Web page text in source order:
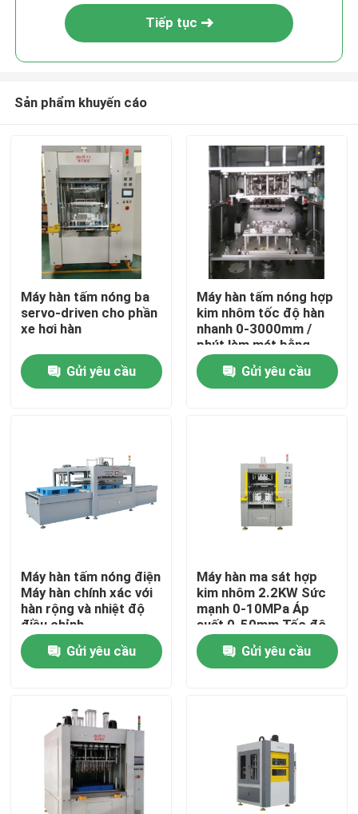
Về chúng tôi
Kiểm soát chất lượng
Liên hệ chúng tôi
Máy hàn tấm nóng
Tấm hàn nhựa nóng
Tiếp tục
Sản phẩm khuyến cáo
Máy hàn tấm nóng ba
servo-driven cho phần
xe hơi hàn
Gửi yêu cầu
Máy hàn tấm nóng hợp
kim nhôm tốc độ hàn
nhanh 0-3000mm /
phút làm mát bằng
không khí
Gửi yêu cầu
Máy hàn tấm nóng điện
Máy hàn chính xác với
hàn rộng và nhiệt độ
điều chỉnh
Gửi yêu cầu
Máy hàn ma sát hợp
kim nhôm 2.2KW Sức
mạnh 0-10MPa Áp
suất 0-50mm Tốc độ
hàn
Gửi yêu cầu